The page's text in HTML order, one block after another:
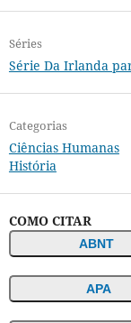
Séries
Série Da Irlanda
Categorias
Ciências Humanas
História
COMO CITAR
ABNT
APA